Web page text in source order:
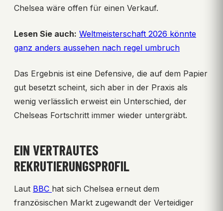
Chelsea wäre offen für einen Verkauf.
Lesen Sie auch: Weltmeisterschaft 2026 könnte
ganz anders aussehen nach regel umbruch
Das Ergebnis ist eine Defensive, die auf dem Papier
gut besetzt scheint, sich aber in der Praxis als
wenig verlässlich erweist ein Unterschied, der
Chelseas Fortschritt immer wieder untergräbt.
EIN VERTRAUTES
REKRUTIERUNGSPROFIL
Laut BBC hat sich Chelsea erneut dem
französischen Markt zugewandt der Verteidiger